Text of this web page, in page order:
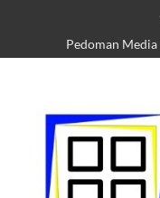
Pedoman Media